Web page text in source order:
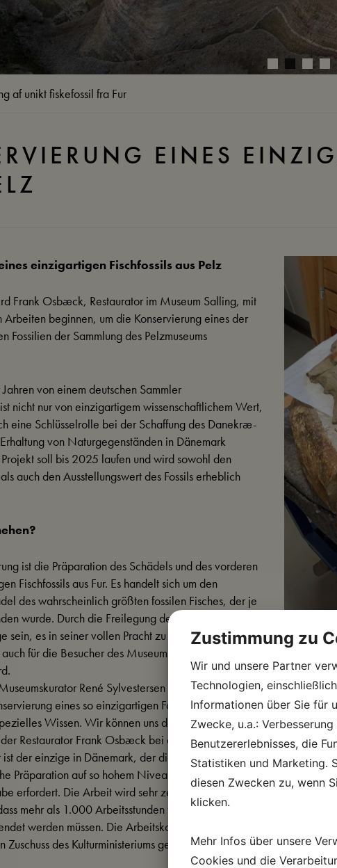
af unikt fiskefossil fra Fur
EINES
einzigartigen Fischfossils aus Pelz
Frank Osbæck, Restaurator im Museum Salling, mit
Arbeiten beginnen, um die Konservierung eines der
Fossilien der Sammlung des Pelzmuseums
von einem deutschen Sammler
nicht nur von einzigartigem wissenschaftlichem Wert,
eine Schlüsselrolle bei der Schaffung des Danekræ-
von Naturgegenständen in Dänemark
soll bis 2025 laufen und wird sowohl den
auch den Ausstellungswert des Fossils erheblich
ist die Präparation des Schädels und des vorderen
Fischfossils aus Fur. Es handelt sich um den
des wahrscheinlich größten fossilen Fisches, der je
wurde. Durch die Freilegung des Fossils wird das
sein, es in seiner vollen Pracht zu zeigen, was sowohl
für die Besucher des Museums von großer
René Sylvestersen sagt: „Die
eines so einzigartigen Fossils wie dieses
Wissen. Wir können uns daher glücklich
der Restaurator Frank Osbæck bei dieser Aufgabe
ist der einzige in Dänemark, der die Säurepräparation
Präparation auf so hohem Niveau durchführen kann,
erfordert. Die Arbeit wird sehr zeitaufwendig sein,
mehr als 1.000 Arbeitsstunden für die Freilegung
werden müssen. Die Arbeitskosten für das Projekt
Zuschuss des Kulturministeriums gedeckt.
Zustimmung zu
Wir und unsere Partner
Technologien,
Informationen über Sie für
Zwecke, u.a.: Verbesserung
Benutzererlebnisses, die
Statistiken und Marketing.
diesen Zwecken zu, wenn
klicken.
Mehr Infos über unsere
Cookies und die